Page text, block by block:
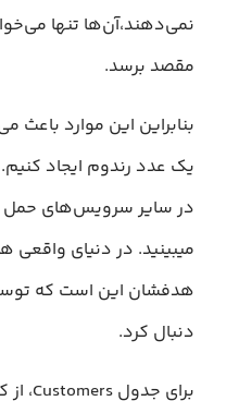
نمی‌دهند،‌آن‌ها تنها
مقصد برسد.
یک عدد رندوم ایجاد
میبینید. در دنیای واقعی
هدفشان این است که
دنبال کرد.